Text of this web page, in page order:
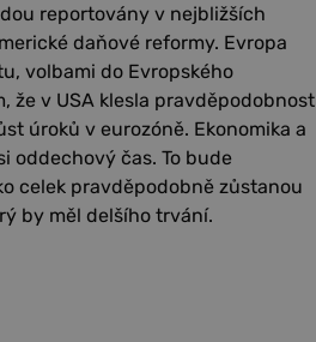
reportovány v nejbližších
daňové reformy. Evropa
volbami do Evropského
že v USA klesla pravděpodobnost
úroků v eurozóně. Ekonomika a
oddechový čas. To bude
celek pravděpodobně zůstanou
by měl delšího trvání.